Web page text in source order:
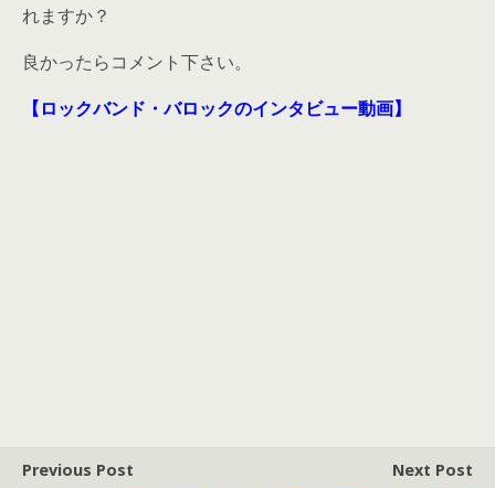
れますか？
良かったらコメント下さい。
【ロックバンド・バロックのインタビュー動画】
Previous Post
Next Post